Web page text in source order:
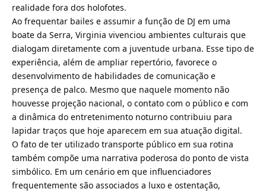
realidade fora dos holofotes.
Ao frequentar bailes e assumir a função de DJ em uma
boate da Serra, Virginia vivenciou ambientes culturais que
dialogam diretamente com a juventude urbana. Esse tipo de
experiência, além de ampliar repertório, favorece o
desenvolvimento de habilidades de comunicação e
presença de palco. Mesmo que naquele momento não
houvesse projeção nacional, o contato com o público e com
a dinâmica do entretenimento noturno contribuiu para
lapidar traços que hoje aparecem em sua atuação digital.
O fato de ter utilizado transporte público em sua rotina
também compõe uma narrativa poderosa do ponto de vista
simbólico. Em um cenário em que influenciadores
frequentemente são associados a luxo e ostentação,